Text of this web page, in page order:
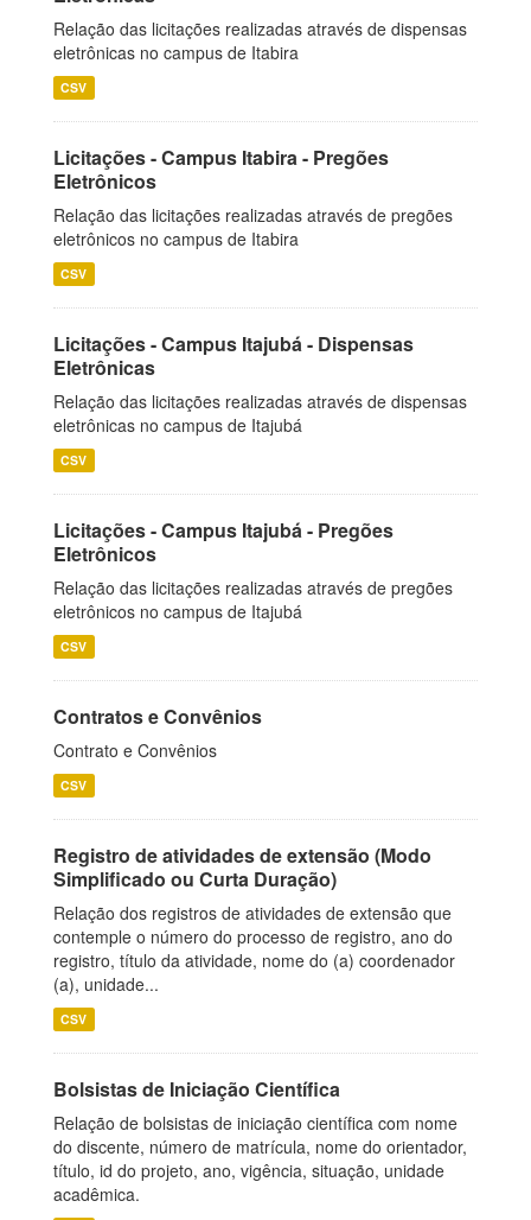
Relação das licitações realizadas através de dispensas
eletrônicas no campus de Itabira
CSV
Licitações - Campus Itabira - Pregões
Eletrônicos
Relação das licitações realizadas através de pregões
eletrônicos no campus de Itabira
CSV
Licitações - Campus Itajubá - Dispensas
Eletrônicas
Relação das licitações realizadas através de dispensas
eletrônicas no campus de Itajubá
CSV
Licitações - Campus Itajubá - Pregões
Eletrônicos
Relação das licitações realizadas através de pregões
eletrônicos no campus de Itajubá
CSV
Contratos e Convênios
Contrato e Convênios
CSV
Registro de atividades de extensão (Modo
Simplificado ou Curta Duração)
Relação dos registros de atividades de extensão que
contemple o número do processo de registro, ano do
registro, título da atividade, nome do (a) coordenador
(a), unidade...
CSV
Bolsistas de Iniciação Científica
Relação de bolsistas de iniciação científica com nome
do discente, número de matrícula, nome do orientador,
título, id do projeto, ano, vigência, situação, unidade
acadêmica.